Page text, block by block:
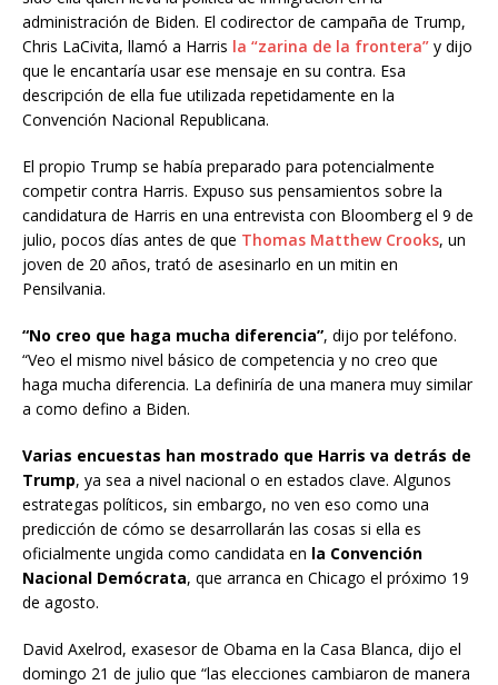
administración de Biden. El codirector de campaña de Trump,
Chris LaCivita, llamó a Harris la “zarina de la frontera” y dijo
que le encantaría usar ese mensaje en su contra. Esa
descripción de ella fue utilizada repetidamente en la
Convención Nacional Republicana.
El propio Trump se había preparado para potencialmente
competir contra Harris. Expuso sus pensamientos sobre la
candidatura de Harris en una entrevista con Bloomberg el 9 de
julio, pocos días antes de que Thomas Matthew Crooks, un
joven de 20 años, trató de asesinarlo en un mitin en
Pensilvania.
“No creo que haga mucha diferencia”, dijo por teléfono.
“Veo el mismo nivel básico de competencia y no creo que
haga mucha diferencia. La definiría de una manera muy similar
a como defino a Biden.
Varias encuestas han mostrado que Harris va detrás de
Trump, ya sea a nivel nacional o en estados clave. Algunos
estrategas políticos, sin embargo, no ven eso como una
predicción de cómo se desarrollarán las cosas si ella es
oficialmente ungida como candidata en la Convención
Nacional Demócrata, que arranca en Chicago el próximo 19
de agosto.
David Axelrod, exasesor de Obama en la Casa Blanca, dijo el
domingo 21 de julio que “las elecciones cambiaron de manera